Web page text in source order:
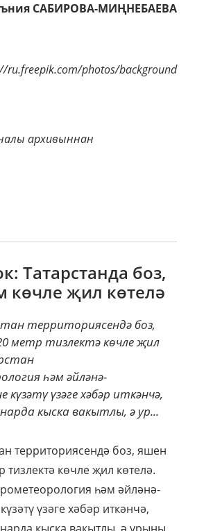
САБИРОВА-МИҢНЕБАЕВА
photos/background
архивыннан
Татарстанда боз,
көчле җил көтелә
территориясендә боз,
метр тизлектә көчле җил
һәм әйләнә-
үзәге хәбәр иткәнчә,
кыска вакытлы, ә ур...
территориясендә боз, яшен
тизлектә көчле җил көтелә.
һәм әйләнә-
үзәге хәбәр иткәнчә,